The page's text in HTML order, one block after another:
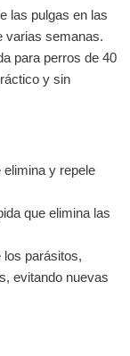
las pulgas en las
varias semanas.
para perros de 40
y sin
elimina y repele
que elimina las
los parásitos,
evitando nuevas